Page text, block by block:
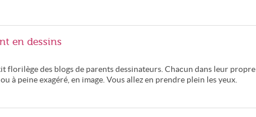
en dessins
florilège des blogs de parents dessinateurs. Chacun dans leur propre
à peine exagéré, en image. Vous allez en prendre plein les yeux.